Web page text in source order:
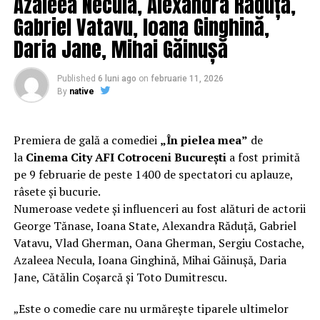
la orgolii și preconcepții, „În pielea mea” propune o
experiență de cinema relaxantă și amuzantă.
Regizorul și scenaristul Paul Decu , absolvent al
Facultății de Teatru UNATC „I.L.Caragiale” și al
masteratului în regie de film de la MetFilm School
Londra, a colaborat la realizarea primului său
parteAdrian Pădurețu (imagine), Bogdan Ivanovici
(sunet), Anca Miron (scenografie), Francisca Vass
(costume).
O comedie actuală și colorată, filmul„În pielea mea”
are premiera națională pe 10 februarie, distribuit de
T.R.I.B.E. Films.
Mai multe detalii, imagini de la filmări, fragmente din
film și declarații din partea actorilor sunt disponibile pe
paginile social media ale filmului deFacebook,
Gabriel Vatavu, Ioana Ginghină,
Daria Jane, Mihai Găinușă
Published 6 luni ago on februarie 11, 2026
By native
Premiera de gală a comediei „În pielea mea” de
la Cinema City AFI Cotroceni Bucureștia fost primită
pe 9 februarie de peste 1400 de spectatori cu aplauze,
râsete și bucurie.
Numeroase vedete și influenceri au fost alături de actorii
George Tănase, Ioana State, Alexandra Răduță, Gabriel
Vatavu, Vlad Gherman, Oana Gherman, Sergiu Costache,
Azaleea Necula, Ioana Ginghină, Mihai Găinușă, Daria
Jane, Cătălin Coșarcă și Toto Dumitrescu.
„Este o comedie care nu urmărește tiparele ultimelor